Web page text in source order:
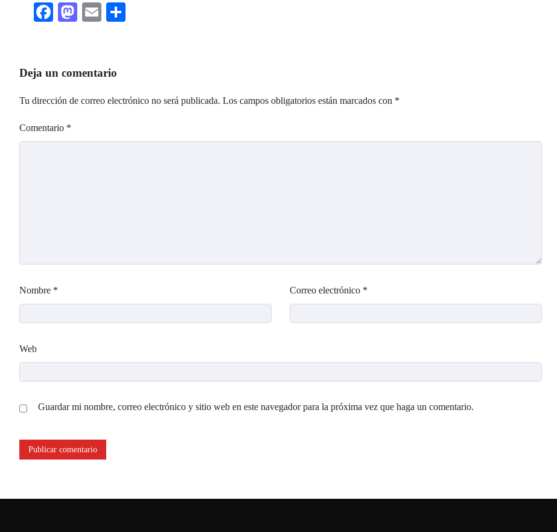
Facebook
Mastodon
Email
Deja un comentario
Tu dirección de correo electrónico no será publicada. Los campos obligatorios están marcados con *
Comentario *
Nombre * Correo electrónico *
Web
Guardar mi nombre, correo electrónico y sitio web en este navegador para la próxima vez que haga un comentario.